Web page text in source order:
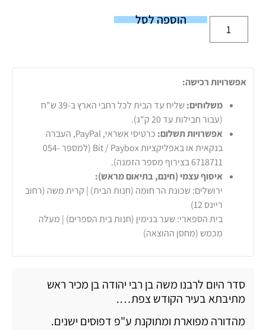
הוספה לסל
אפשרויות רכישה:
משלוחים:
שליח עד הבית לכל רחבי הארץ ב-39 ש"ח
(עבור חבילות עד 20 ק"ג).
אפשרויות תשלום:
כרטיסי אשראי, PayPal, העברה
בנקאית או באפליקציות Bit / Paybox (למספר 054-
6718711 בצירוף מספר הזמנה).
איסוף עצמי (חינם, בתיאום מראש):
ירושלים: שכונת הר חומה (חנות הבית) | קרית משה (רחוב
ריינס 12)
בית הספארי: שער בנימין (חנות בית הספרים) | מעלה
מכמש (מחסן ההוצאה)
סדר היום לרבנו משה בן רבי יהודה בן מכיר ראש
מתיבתא בעיר הקודש צפת….
מהדורה מפוארת ומתוקנת ע"פ דפוסים ישנים.